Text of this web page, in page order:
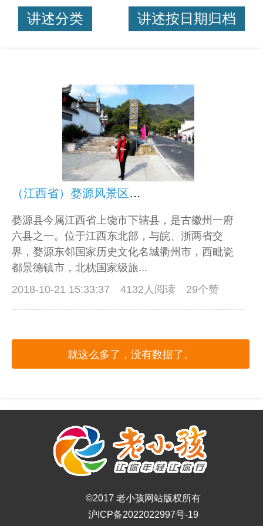
讲述分类 讲述按日期归档
（江西省）婺源风景区三日游记
婺源县今属江西省上饶市下辖县，是古徽州一府
六县之一。位于江西东北部，与皖、浙两省交
界，婺源东邻国家历史文化名城衢州市，西毗瓷
都景德镇市，北枕国家级旅...
2018-10-21 15:33:37
4132人阅读 29个赞
就这么多了，没有数据了。
©2017 老小孩网站版权所有
沪ICP备2022022997号-19